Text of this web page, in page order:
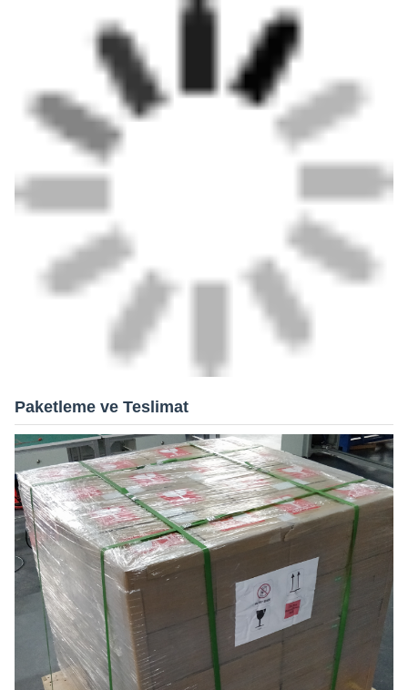
Paketleme ve Teslimat